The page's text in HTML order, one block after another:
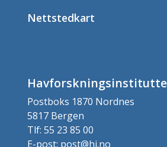
Nettstedkart
Postboks 1870 Nordnes
5817 Bergen
Tlf: 55 23 85 00
E-post: post@hi.no